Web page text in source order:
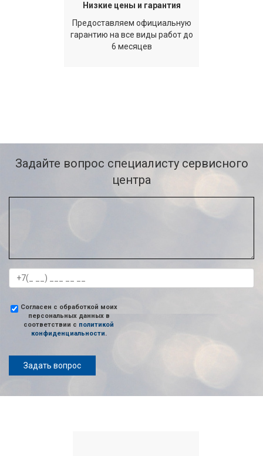
Низкие цены и гарантия
Предоставляем официальную
гарантию на все виды работ до
6 месяцев
Задайте вопрос специалисту сервисного
центра
Согласен с обработкой моих
персональных данных в
соответствии с политикой
конфиденциальности.
Задать вопрос